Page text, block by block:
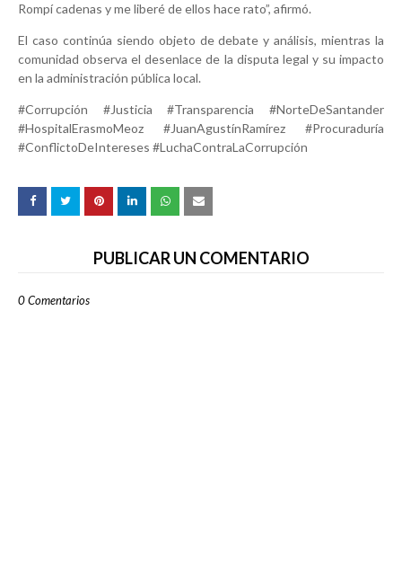
Rompí cadenas y me liberé de ellos hace rato”, afirmó.
El caso continúa siendo objeto de debate y análisis, mientras la
comunidad observa el desenlace de la disputa legal y su impacto
en la administración pública local.
#Corrupción #Justicia #Transparencia #NorteDeSantander
#HospitalErasmoMeoz #JuanAgustínRamírez #Procuraduría
#ConflictoDeIntereses #LuchaContraLaCorrupción
PUBLICAR UN COMENTARIO
0 Comentarios